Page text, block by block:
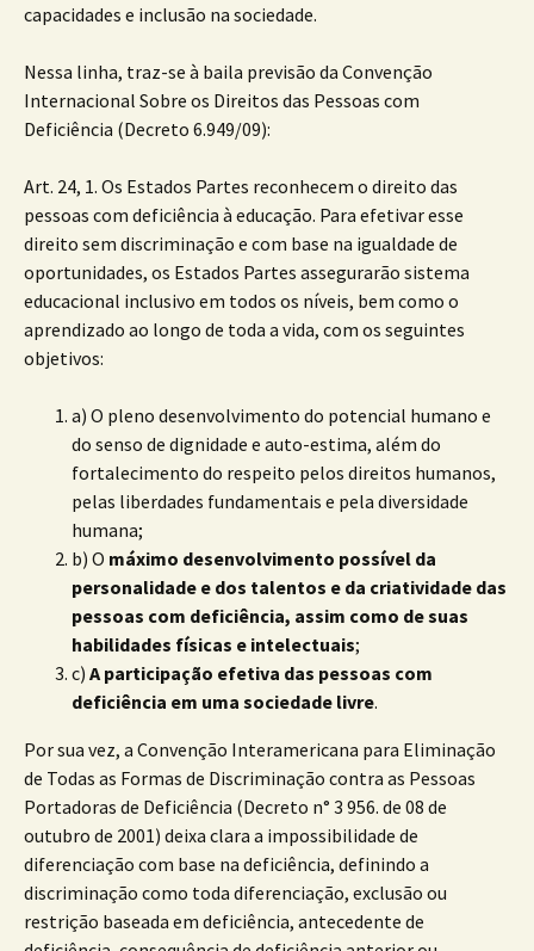
capacidades e inclusão na sociedade.
Nessa linha, traz-se à baila previsão da Convenção
Internacional Sobre os Direitos das Pessoas com
Deficiência (Decreto 6.949/09):
Art. 24, 1. Os Estados Partes reconhecem o direito das
pessoas com deficiência à educação. Para efetivar esse
direito sem discriminação e com base na igualdade de
oportunidades, os Estados Partes assegurarão sistema
educacional inclusivo em todos os níveis, bem como o
aprendizado ao longo de toda a vida, com os seguintes
objetivos:
a) O pleno desenvolvimento do potencial humano e
do senso de dignidade e auto-estima, além do
fortalecimento do respeito pelos direitos humanos,
pelas liberdades fundamentais e pela diversidade
humana;
b) O máximo desenvolvimento possível da
personalidade e dos talentos e da criatividade das
pessoas com deficiência, assim como de suas
habilidades físicas e intelectuais;
c) A participação efetiva das pessoas com
deficiência em uma sociedade livre.
Por sua vez, a Convenção Interamericana para Eliminação
de Todas as Formas de Discriminação contra as Pessoas
Portadoras de Deficiência (Decreto n° 3 956. de 08 de
outubro de 2001) deixa clara a impossibilidade de
diferenciação com base na deficiência, definindo a
discriminação como toda diferenciação, exclusão ou
restrição baseada em deficiência, antecedente de